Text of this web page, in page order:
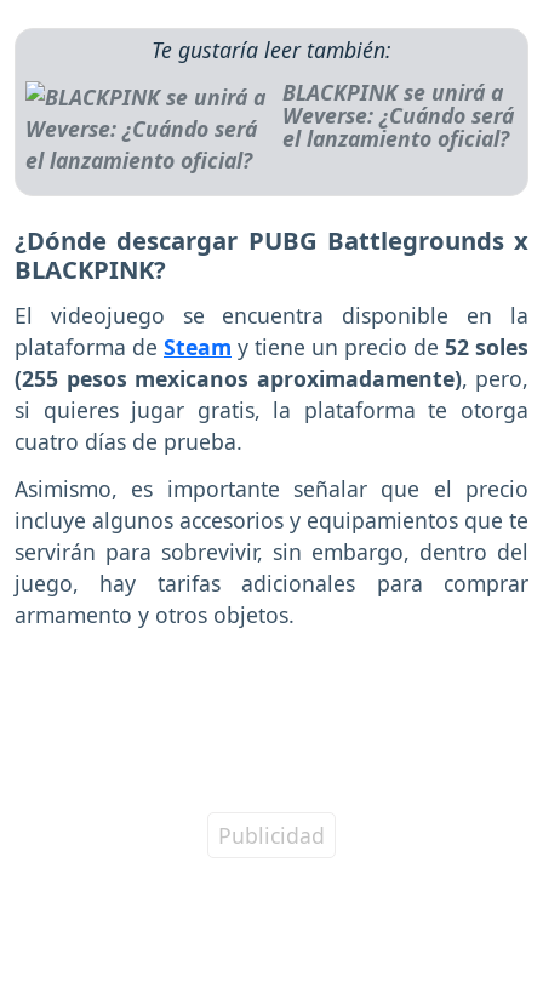
Te gustaría leer también:
BLACKPINK se unirá a
Weverse: ¿Cuándo será
el lanzamiento oficial?
¿Dónde descargar PUBG Battlegrounds x
BLACKPINK?
El videojuego se encuentra disponible en la
plataforma de Steam y tiene un precio de 52 soles
(255 pesos mexicanos aproximadamente), pero,
si quieres jugar gratis, la plataforma te otorga
cuatro días de prueba.
Asimismo, es importante señalar que el precio
incluye algunos accesorios y equipamientos que te
servirán para sobrevivir, sin embargo, dentro del
juego, hay tarifas adicionales para comprar
armamento y otros objetos.